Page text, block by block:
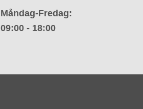
Måndag-Fredag:
09:00 - 18:00